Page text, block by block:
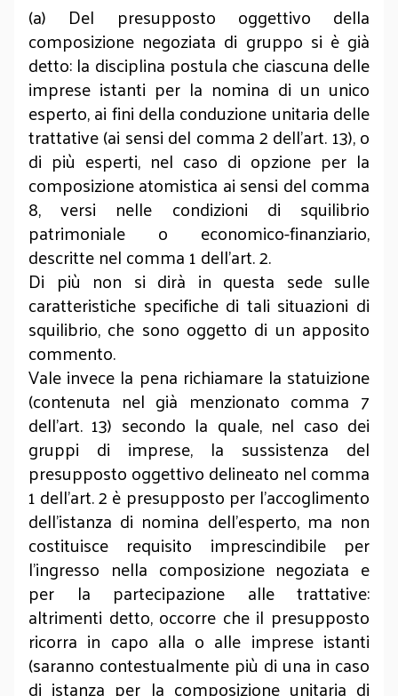
(a) Del presupposto oggettivo della
composizione negoziata di gruppo si è già
detto: la disciplina postula che ciascuna delle
imprese istanti per la nomina di un unico
esperto, ai fini della conduzione unitaria delle
trattative (ai sensi del comma 2 dell’art. 13), o
di più esperti, nel caso di opzione per la
composizione atomistica ai sensi del comma
8, versi nelle condizioni di squilibrio
patrimoniale o economico-finanziario,
descritte nel comma 1 dell’art. 2.
Di più non si dirà in questa sede sulle
caratteristiche specifiche di tali situazioni di
squilibrio, che sono oggetto di un apposito
commento.
Vale invece la pena richiamare la statuizione
(contenuta nel già menzionato comma 7
dell’art. 13) secondo la quale, nel caso dei
gruppi di imprese, la sussistenza del
presupposto oggettivo delineato nel comma
1 dell’art. 2 è presupposto per l’accoglimento
dell’istanza di nomina dell’esperto, ma non
costituisce requisito imprescindibile per
l’ingresso nella composizione negoziata e
per la partecipazione alle trattative:
altrimenti detto, occorre che il presupposto
ricorra in capo alla o alle imprese istanti
(saranno contestualmente più di una in caso
di istanza per la composizione unitaria di